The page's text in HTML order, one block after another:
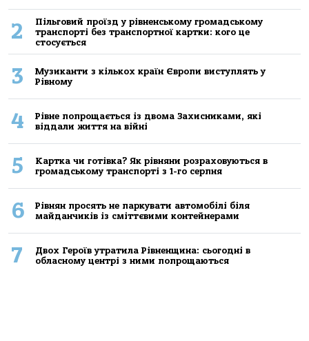
2
Пільговий проїзд у рівненському громадському
транспорті без транспортної картки: кого це
стосується
3
Музиканти з кількох країн Європи виступлять у
Рівному
4
Рівне попрощається із двома Захисниками, які
віддали життя на війні
5
Картка чи готівка? Як рівняни розраховуються в
громадському транспорті з 1-го серпня
6
Рівнян просять не паркувати автомобілі біля
майданчиків із сміттєвими контейнерами
7
Двох Героїв утратила Рівненщина: сьогодні в
обласному центрі з ними попрощаються